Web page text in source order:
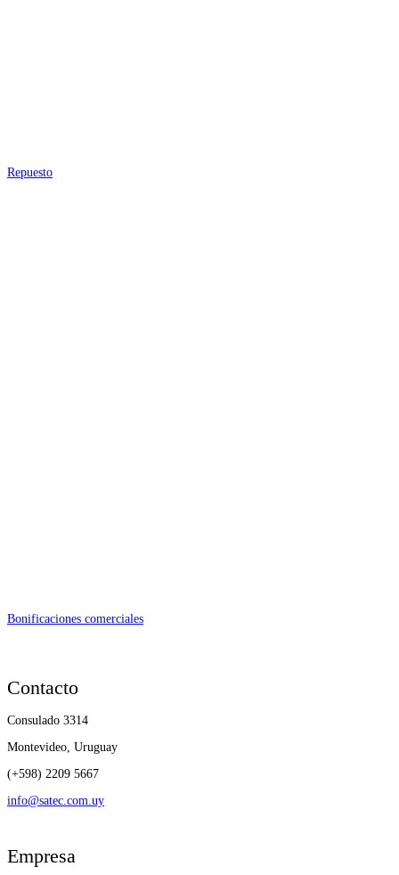
Repuesto
Bonificaciones comerciales
Contacto
Consulado 3314
Montevideo, Uruguay
(+598) 2209 5667
info@satec.com.uy
Empresa